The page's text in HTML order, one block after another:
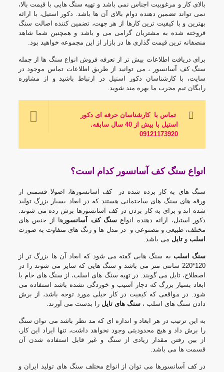
بالای کار و مرغوبیت اجناس نمی باشد و تهیه سنگ هایی با قیمت بالا،
نمی تواند تضمین دهنده دوام بالای آن ها باشد. دکور استیل، با ارائه
بهترین و با کیفیت ترین کارها از هر جهت، تضمین کننده اصالت سنگ
فروخته شده به مشتریان گرامی می و باشد و همچنین شما شاهد
منصفانه ترین قیمت گذاری ها در بازار از این مجموعه خواهید بود.
برای دریافت اطلاعات بیش تر از تعرفه فروش انواع سنگ ها از جمله
سنگ کف آسانسور ، می توانید از طریق اطلاعات تماس موجود در
سایت، با کارشناسان دکور استیل در ارتباط باشید و از مشاوره
رایگان تیم مجرب ما بهره مند شوید.
تماس با کارشناسان حرفه ای دکور
استیل با بیش از 40 سال سابقه
.
09121173920
انواع سنگ کف آسانسور کدام است؟
سنگ های به کار برده شده در کف آسانسورها، اصولا قسمتی از
ورقه های سنگ های ساختمانی هستند که در ابعاد بسیار بزرگ تولید
شده اند و برای به کار بردن در کف آسانسورها برش زده می شوند.
دکور استیل، ارائه دهنده انواعسنگ کف آسانسور ها از جنس های
مختلف، طبیعی و مصنوعی و در مدل ها و رنگ های متفاوت به صورت
اسلبو تایل می باشد.
سنگ اسلب به سنگ هایی گفته می شود که ابعاد آن ها بزرگ تر از
120*220 سانتی متر می باشد و سنگ هایی که سایز می شوند را در
اصطلاح، تایل می گویند. در تهیه سنگ های اسلب، از سنگ های خام با
ابعاد بسیار بزرگ که دچار آسیب و خوردگی نشده باشد استفاده می
شود. در مواقعی که کیفیت در کار خیلی مورد توجه باشد، از برش
دادن سنگ های اسلب ، سنگ های تایل را بدست می آورند.
به این ترتیب در هر ابعاد و اندازه ای که مد نظر باشد می توان سنگ
را برش داد و هیچ محدودیتی وجود نخواهد داشت، تنها ایراد این کار،
از بین رفتن مقدار زیادی از سنگ و غیر قابل استفاده شدن آن
قسمت ها می باشد.
در کف آسانسورها می توان از انواع مختلف سنگ های تولید ایران و